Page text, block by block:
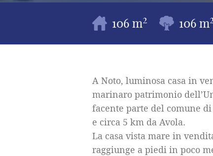
106 m2 106 m
A Noto, luminosa casa in
marinaro patrimonio
facente parte del comune
e circa 5 km da Avola.
La casa vista mare in
raggiunge a piedi in poco